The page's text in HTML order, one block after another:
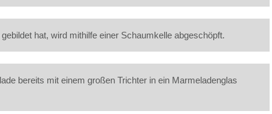
hat, wird mithilfe einer Schaumkelle abgeschöpft.
bereits mit einem großen Trichter in ein Marmeladenglas